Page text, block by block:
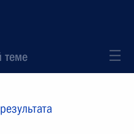
теме